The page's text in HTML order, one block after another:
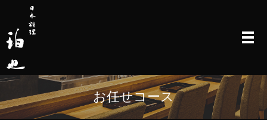
メ
お任せコース